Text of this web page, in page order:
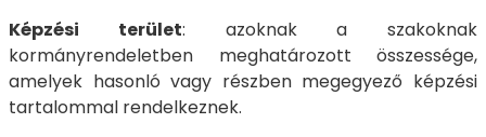
Képzési terület: azoknak a szakoknak
kormányrendeletben meghatározott összessége,
amelyek hasonló vagy részben megegyező képzési
tartalommal rendelkeznek.